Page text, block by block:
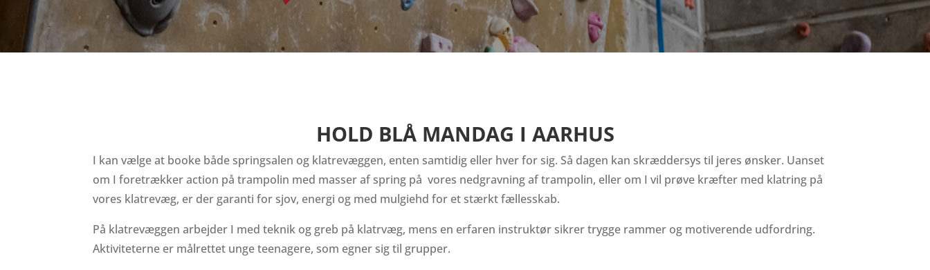
HOLD BLÅ MANDAG I AARHUS
I kan vælge at booke både springsalen og klatrevæggen, enten samtidig eller hver for sig. Så dagen kan skræddersys til jeres ønsker. Uanset
om I foretrækker action på trampolin med masser af spring på vores nedgravning af trampolin, eller om I vil prøve kræfter med klatring på
vores klatrevæg, er der garanti for sjov, energi og med mulgiehd for et stærkt fællesskab.
På klatrevæggen arbejder I med teknik og greb på klatrvæg, mens en erfaren instruktør sikrer trygge rammer og motiverende udfordring.
Aktiviteterne er målrettet unge teenagere, som egner sig til grupper.